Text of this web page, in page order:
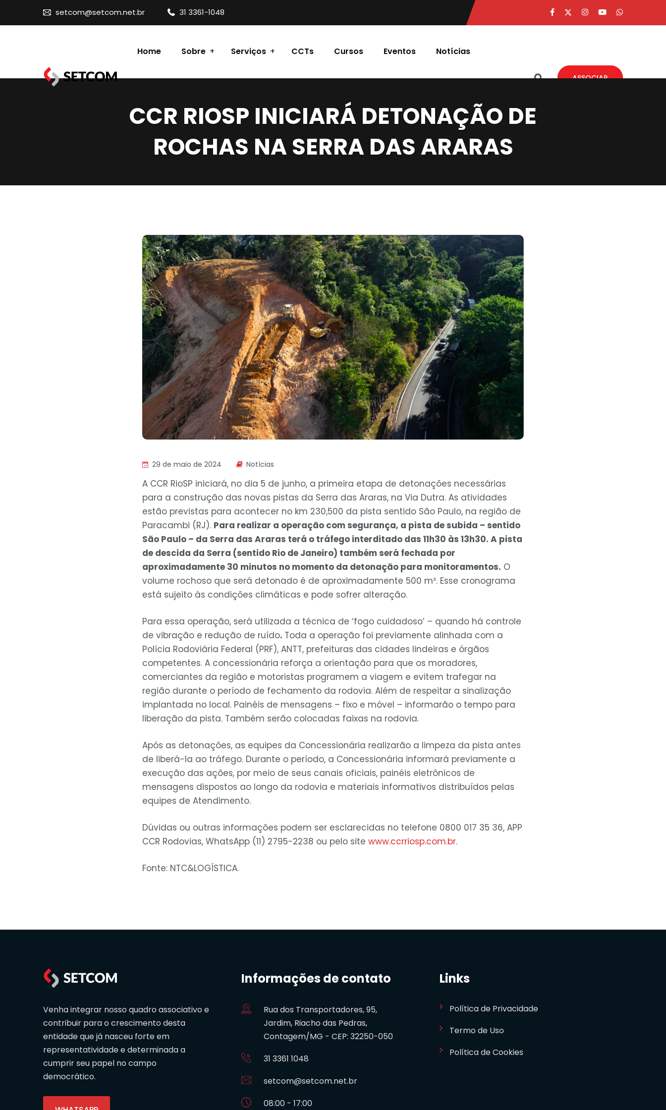
setcom@setcom.net.br 31 3361-1048
Home Sobre Serviços CCTs Cursos Eventos Notícias
ASSOCIAR
CCR RIOSP INICIARÁ DETONAÇÃO DE
ROCHAS NA SERRA DAS ARARAS
29 de maio de 2024 Notícias
A CCR RioSP iniciará, no dia 5 de junho, a primeira etapa de detonações necessárias
para a construção das novas pistas da Serra das Araras, na Via Dutra. As atividades
estão previstas para acontecer no km 230,500 da pista sentido São Paulo, na região de
Paracambi (RJ). Para realizar a operação com segurança, a pista de subida – sentido
São Paulo – da Serra das Araras terá o tráfego interditado das 11h30 às 13h30. A pista
de descida da Serra (sentido Rio de Janeiro) também será fechada por
aproximadamente 30 minutos no momento da detonação para monitoramentos. O
volume rochoso que será detonado é de aproximadamente 500 m³. Esse cronograma
está sujeito às condições climáticas e pode sofrer alteração.
Para essa operação, será utilizada a técnica de ‘fogo cuidadoso’ – quando há controle
de vibração e redução de ruído. Toda a operação foi previamente alinhada com a
Polícia Rodoviária Federal (PRF), ANTT, prefeituras das cidades lindeiras e órgãos
competentes. A concessionária reforça a orientação para que os moradores,
comerciantes da região e motoristas programem a viagem e evitem trafegar na
região durante o período de fechamento da rodovia. Além de respeitar a sinalização
implantada no local. Painéis de mensagens – fixo e móvel – informarão o tempo para
liberação da pista. Também serão colocadas faixas na rodovia.
Após as detonações, as equipes da Concessionária realizarão a limpeza da pista antes
de liberá-la ao tráfego. Durante o período, a Concessionária informará previamente a
execução das ações, por meio de seus canais oficiais, painéis eletrônicos de
mensagens dispostos ao longo da rodovia e materiais informativos distribuídos pelas
equipes de Atendimento.
Dúvidas ou outras informações podem ser esclarecidas no telefone 0800 017 35 36, APP
CCR Rodovias, WhatsApp (11) 2795-2238 ou pelo site www.ccrriosp.com.br.
Fonte: NTC&LOGÍSTICA.
Venha integrar nosso quadro associativo e
contribuir para o crescimento desta
entidade que já nasceu forte em
representatividade e determinada a
cumprir seu papel no campo
democrático.
Informações de contato
Rua dos Transportadores, 95,
Jardim, Riacho das Pedras,
Contagem/MG - CEP: 32250-050
31 3361 1048
setcom@setcom.net.br
08:00 - 17:00
Links
Política de Privacidade
Termo de Uso
Política de Cookies